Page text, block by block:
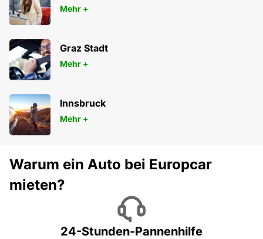
Mehr +
Graz Stadt
Mehr +
Innsbruck
Mehr +
Warum ein Auto bei Europcar
mieten?
24-Stunden-Pannenhilfe